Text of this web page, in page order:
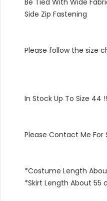
Be Tied With Wide
Side Zip Fastening
Please follow the size
In Stock Up To Size 44
Please Contact Me For
*Costume Length
*Skirt Length About 55